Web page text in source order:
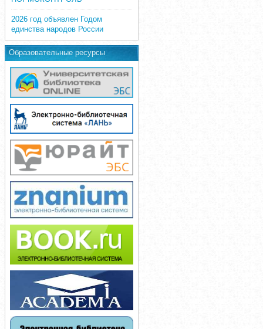
2026 год объявлен Годом
единства народов России
Образовательные ресурсы